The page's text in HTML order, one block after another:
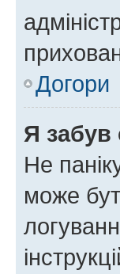
Догори
Я забув
Не
може